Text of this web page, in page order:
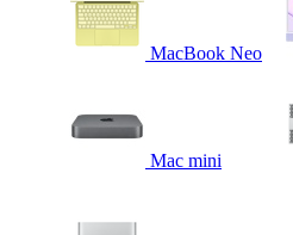
MacBook Neo
Mac mini